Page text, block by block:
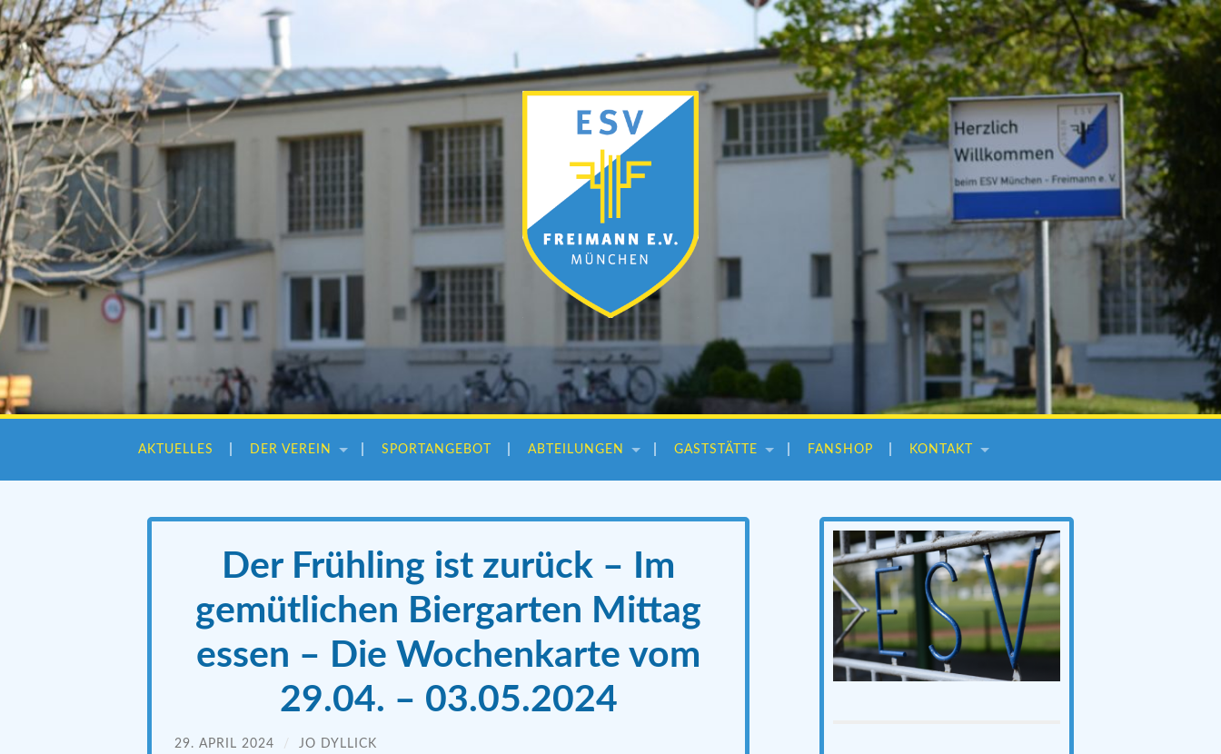
ESV
München-
Freimann
e.V.
AKTUELLES DER VEREIN SPORTANGEBOT ABTEILUNGEN GASTSTÄTTE FANSHOP KONTAKT
Der Frühling ist zurück – Im
gemütlichen Biergarten Mittag
essen – Die Wochenkarte vom
29.04. – 03.05.2024
29. APRIL 2024 / JO DYLLICK